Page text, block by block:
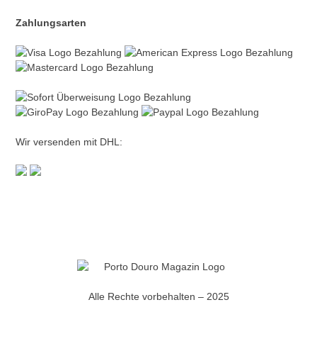
Zahlungsarten
Wir versenden mit DHL:
Alle Rechte vorbehalten – 2025